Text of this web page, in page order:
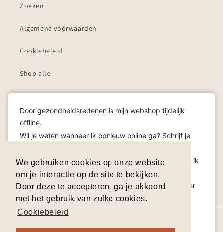
We gebruiken cookies op onze website
om je interactie op de site te bekijken.
Door deze te accepteren, ga je akkoord
met het gebruik van zulke cookies.
Cookiebeleid
Zoeken
Algemene voorwaarden
Cookiebeleid
Shop alle
Cadeaubon
Schrijf je in op mijn nieuwsbrief!
E‑mail
FacebookInstagram
TikTokPinterest
Door gezondheidsredenen is mijn webshop tijdelijk
offline.
Wil je weten wanneer ik opnieuw online ga? Schrijf je
Heb je een vraag? Aarzel niet om me te contacteren, ik
help je graag.
Cadeaubonnen worden uiteraard verlengd zodat je er
zonder zorgen van kan genieten.
Dankjewel voor je begrip en je lieve steun.
Dismiss Contacteer me hier